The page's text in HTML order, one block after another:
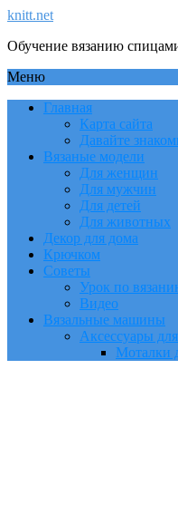
knitt.net
Обучение вязанию
Меню
Главная
Карта сайта
Давайте
Вязаные модели
Для женщин
Для мужчин
Для детей
Для животных
Декор для дома
Крючком
Советы
Урок по
Видео
Вязальные машины
Аксессуары
Моталки